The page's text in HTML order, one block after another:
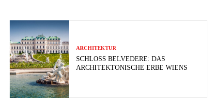
ARCHITEKTUR
SCHLOSS BELVEDERE: DAS
ARCHITEKTONISCHE ERBE WIENS